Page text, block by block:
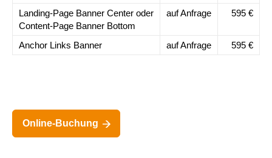
Landing-Page Banner Center oder
Content-Page Banner Bottom
auf Anfrage 595 €
Anchor Links Banner auf Anfrage 595 €
Online-Buchung